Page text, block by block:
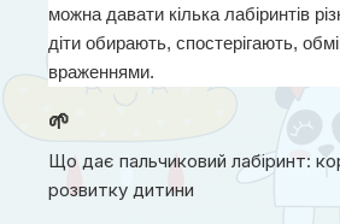
можна давати кілька лабіринтів
діти обирають, спостерігають,
враженнями.
🌱
Що дає пальчиковий лабіринт:
розвитку дитини